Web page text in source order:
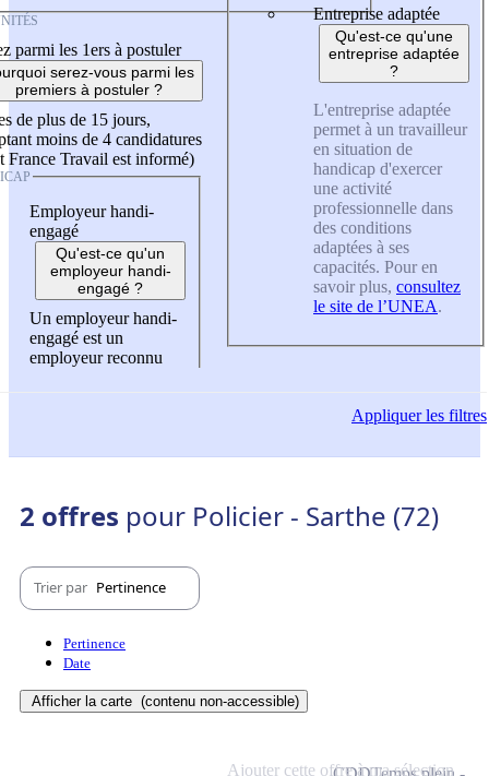
parmi les 1ers à postuler
serez-vous parmi les
premiers à postuler ?
de plus de 15 jours,
moins de 4 candidatures
France Travail est informé)
Employeur handi-
engagé
Qu'est-ce qu'un
employeur handi-
engagé ?
Un employeur handi-
engagé est un
employeur reconnu
Entreprise adaptée
Qu'est-ce qu'une
entreprise adaptée
?
L'entreprise adaptée
permet à un travailleur
en situation de
handicap d'exercer
une activité
professionnelle dans
des conditions
adaptées à ses
capacités. Pour en
savoir plus, consultez
le site de l’UNEA.
Appliquerles filtres
2 offres pour Policier - Sarthe (72)
Trier par Pertinence
Pertinence
Date
Afficher la carte (contenu non-accessible)
Ajouter cette offre à ma sélection